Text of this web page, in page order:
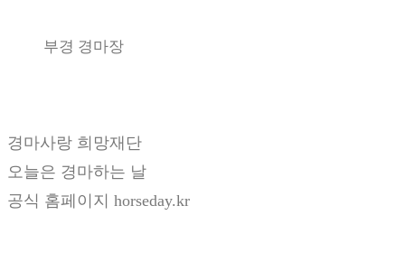
부경 경마장
경마사랑 희망재단
오늘은 경마하는 날
공식 홈페이지 horseday.kr